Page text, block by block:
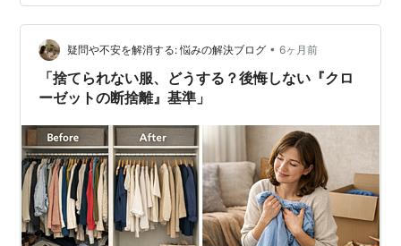
疑問や不安を解消する: 悩みの解決ブログ • 6ヶ月前
「捨てられない服、どうする？後悔しない『クロ
ーゼットの断捨離』基準」